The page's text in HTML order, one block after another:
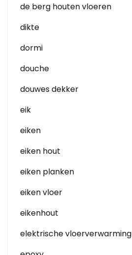
de berg houten vloeren
dikte
dormi
douche
douwes dekker
eik
eiken
eiken hout
eiken planken
eiken vloer
eikenhout
elektrische vloerverwarming